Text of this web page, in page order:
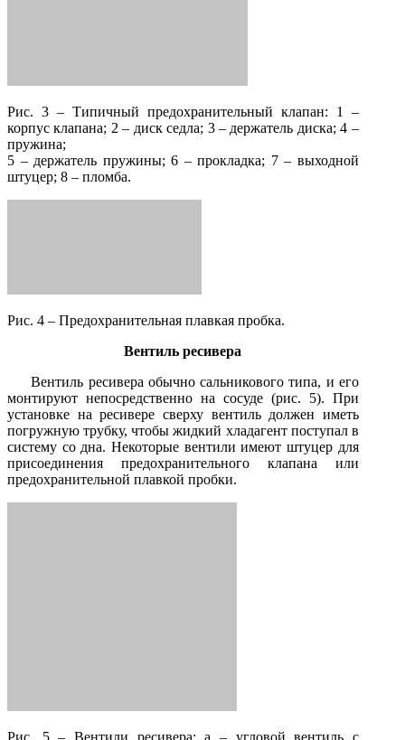
Рис. 3 – Типичный предохранительный клапан: 1 –
корпус клапана; 2 – диск седла; 3 – держатель диска; 4 –
пружина;
5 – держатель пружины; 6 – прокладка; 7 – выходной
штуцер; 8 – пломба.
Рис. 4 – Предохранительная плавкая пробка.
Вентиль ресивера
Вентиль ресивера обычно сальникового типа, и его
монтируют непосредственно на сосуде (рис. 5). При
установке на ресивере сверху вентиль должен иметь
погружную трубку, чтобы жидкий хладагент поступал в
систему со дна. Некоторые вентили имеют штуцер для
присоединения предохранительного клапана или
предохранительной плавкой пробки.
Рис. 5 – Вентили ресивера: а – угловой вентиль с